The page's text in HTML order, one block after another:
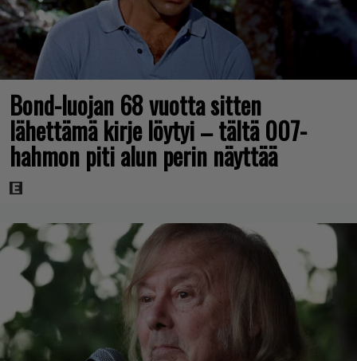
Bond-luojan 68 vuotta sitten
lähettämä kirje löytyi – tältä 007-
hahmon piti alun perin näyttää